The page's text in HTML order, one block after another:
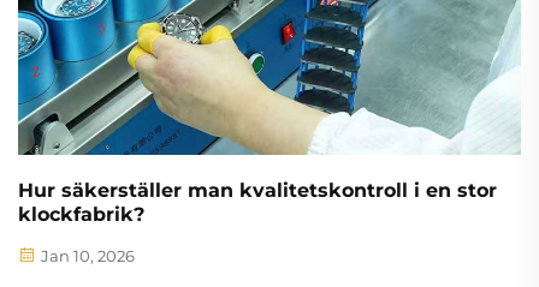
Hur säkerställer man kvalitetskontroll i en stor
klockfabrik?
Jan 10, 2026